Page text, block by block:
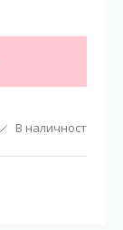
В наличност